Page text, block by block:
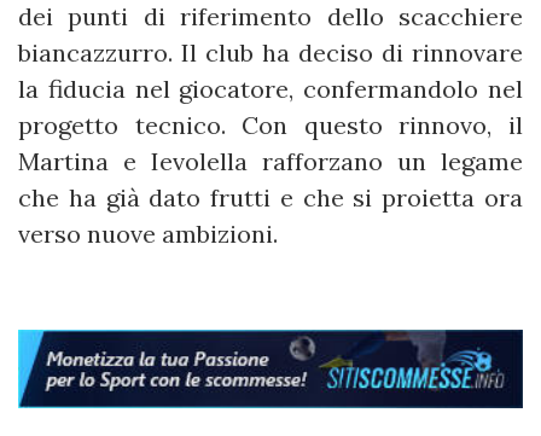
dei punti di riferimento dello scacchiere
biancazzurro. Il club ha deciso di rinnovare
la fiducia nel giocatore, confermandolo nel
progetto tecnico. Con questo rinnovo, il
Martina e Ievolella rafforzano un legame
che ha già dato frutti e che si proietta ora
verso nuove ambizioni.